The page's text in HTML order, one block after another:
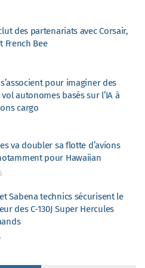
des partenariats avec Corsair,
French Bee
pour imaginer des
autonomes basés sur l’IA à
cargo
va doubler sa flotte d’avions
pour Hawaiian
Sabena technics sécurisent le
des C-130J Super Hercules